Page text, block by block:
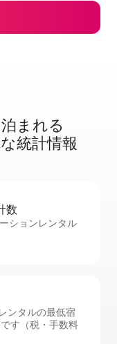
ま⁠れ⁠る
統⁠計⁠情⁠報
数
ションレンタル
ンタルの最低宿
す（税・手数料